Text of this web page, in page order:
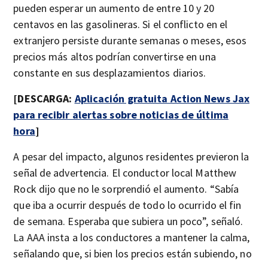
pueden esperar un aumento de entre 10 y 20
centavos en las gasolineras. Si el conflicto en el
extranjero persiste durante semanas o meses, esos
precios más altos podrían convertirse en una
constante en sus desplazamientos diarios.
[DESCARGA: Aplicación gratuita Action News Jax
para recibir alertas sobre noticias de última
hora]
A pesar del impacto, algunos residentes previeron la
señal de advertencia. El conductor local Matthew
Rock dijo que no le sorprendió el aumento. “Sabía
que iba a ocurrir después de todo lo ocurrido el fin
de semana. Esperaba que subiera un poco”, señaló.
La AAA insta a los conductores a mantener la calma,
señalando que, si bien los precios están subiendo, no